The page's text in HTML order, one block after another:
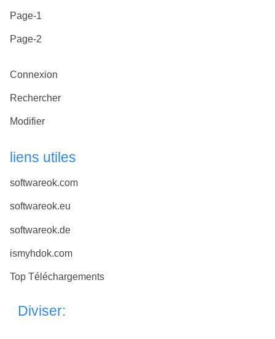
Page-1
Page-2
Connexion
Rechercher
Modifier
liens utiles
softwareok.com
softwareok.eu
softwareok.de
ismyhdok.com
Top Téléchargements
Diviser: